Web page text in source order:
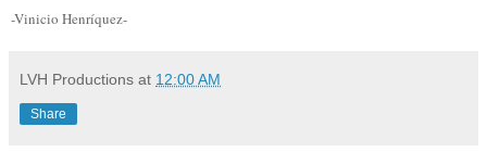
-Vinicio Henríquez-
LVH Productions at 12:00 AM
Share